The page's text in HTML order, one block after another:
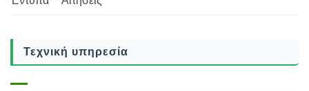
Τεχνική υπηρεσία